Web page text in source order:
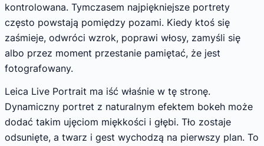
kontrolowana. Tymczasem najpiękniejsze portrety
często powstają pomiędzy pozami. Kiedy ktoś się
zaśmieje, odwróci wzrok, poprawi włosy, zamyśli się
albo przez moment przestanie pamiętać, że jest
fotografowany.
Leica Live Portrait ma iść właśnie w tę stronę.
Dynamiczny portret z naturalnym efektem bokeh może
dodać takim ujęciom miękkości i głębi. Tło zostaje
odsunięte, a twarz i gest wychodzą na pierwszy plan. To